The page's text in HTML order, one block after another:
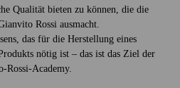
Qualität bieten zu können, die die
Rossi ausmacht.
das für die Herstellung eines
nötig ist – das ist das Ziel der
Rossi-Academy.